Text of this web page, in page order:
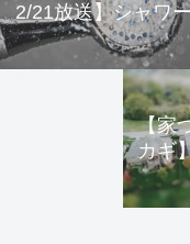
2/21放送】シャワ
ドの世界
【家
カギ
にで